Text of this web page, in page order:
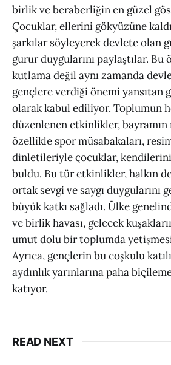
birlik ve beraberliğin en güzel
Çocuklar, ellerini gökyüzüne
şarkılar söyleyerek devlete olan
gurur duygularını paylaştılar. Bu
kutlama değil aynı zamanda
gençlere verdiği önemi yansıtan
olarak kabul ediliyor. Toplumun
düzenlenen etkinlikler, bayramın
özellikle spor müsabakaları,
dinletileriyle çocuklar, kendilerini
buldu. Bu tür etkinlikler, halkın
ortak sevgi ve saygı duygularını
büyük katkı sağladı. Ülke
ve birlik havası, gelecek
umut dolu bir toplumda
Ayrıca, gençlerin bu coşkulu
aydınlık yarınlarına paha
katıyor.
READ NEXT